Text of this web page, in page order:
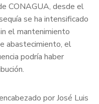
CONAGUA, desde el
se ha intensificado
el mantenimiento
abastecimiento, el
podría haber
por José Luis